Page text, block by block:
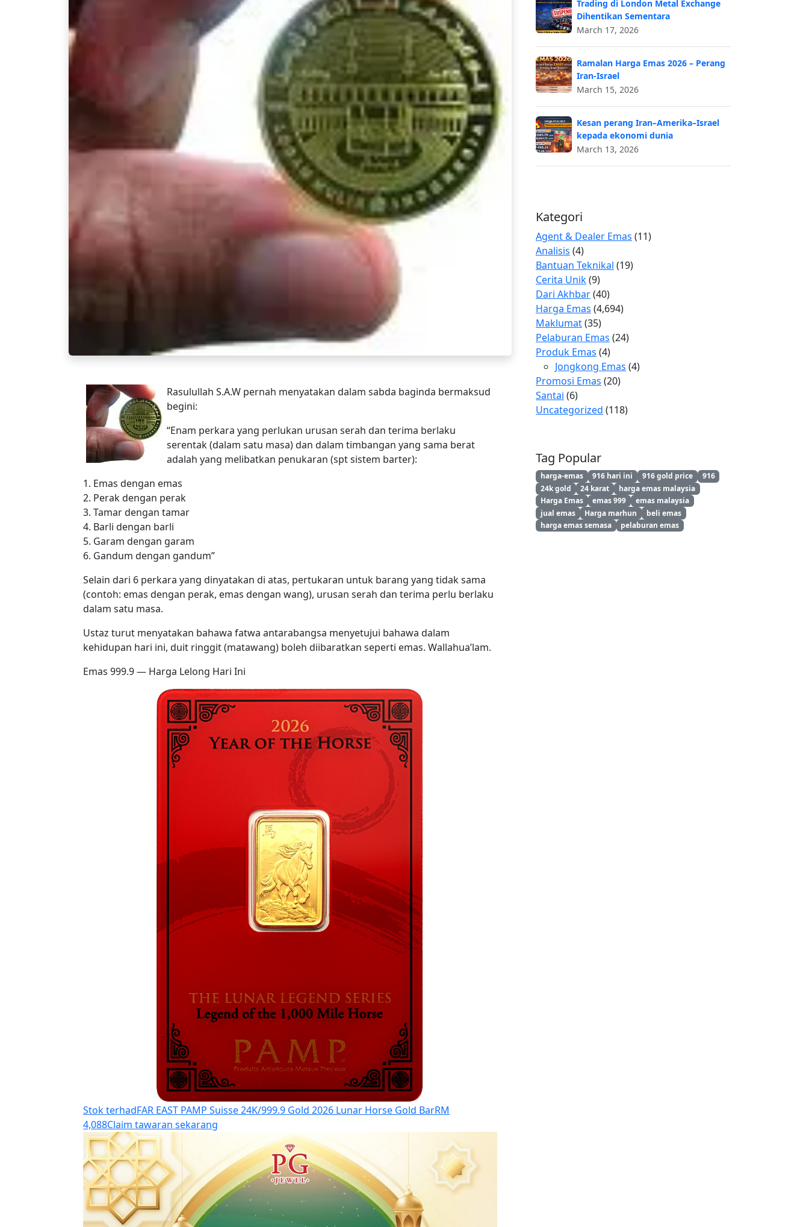
Rasulullah S.A.W pernah menyatakan dalam sabda baginda bermaksud
begini:
“Enam perkara yang perlukan urusan serah dan terima berlaku
serentak (dalam satu masa) dan dalam timbangan yang sama berat
adalah yang melibatkan penukaran (spt sistem barter):
1. Emas dengan emas
2. Perak dengan perak
3. Tamar dengan tamar
4. Barli dengan barli
5. Garam dengan garam
6. Gandum dengan gandum”
Selain dari 6 perkara yang dinyatakan di atas, pertukaran untuk barang yang tidak sama
(contoh: emas dengan perak, emas dengan wang), urusan serah dan terima perlu berlaku
dalam satu masa.
Ustaz turut menyatakan bahawa fatwa antarabangsa menyetujui bahawa dalam
kehidupan hari ini, duit ringgit (matawang) boleh diibaratkan seperti emas. Wallahua’lam.
Emas 999.9 — Harga Lelong Hari Ini
Stok terhadFAR EAST PAMP Suisse 24K/999.9 Gold 2026 Lunar Horse Gold BarRM
4,088Claim tawaran sekarang
Trading di London Metal Exchange
Dihentikan Sementara
March 17, 2026
Ramalan Harga Emas 2026 – Perang
Iran-Israel
March 15, 2026
Kesan perang Iran–Amerika–Israel
kepada ekonomi dunia
March 13, 2026
Kategori
Agent & Dealer Emas (11)
Analisis (4)
Bantuan Teknikal (19)
Cerita Unik(9)
Dari Akhbar(40)
Harga Emas (4,694)
Maklumat(35)
Pelaburan Emas (24)
Produk Emas (4)
Jongkong Emas (4)
Promosi Emas (20)
Santai (6)
Uncategorized (118)
Tag Popular
harga-emas 916 hari ini 916 gold price
916
24k gold
24 karat
harga emas malaysia
Harga Emas
emas 999
emas malaysia
jual emas
Harga marhun
beli emas
harga emas semasa
pelaburan emas